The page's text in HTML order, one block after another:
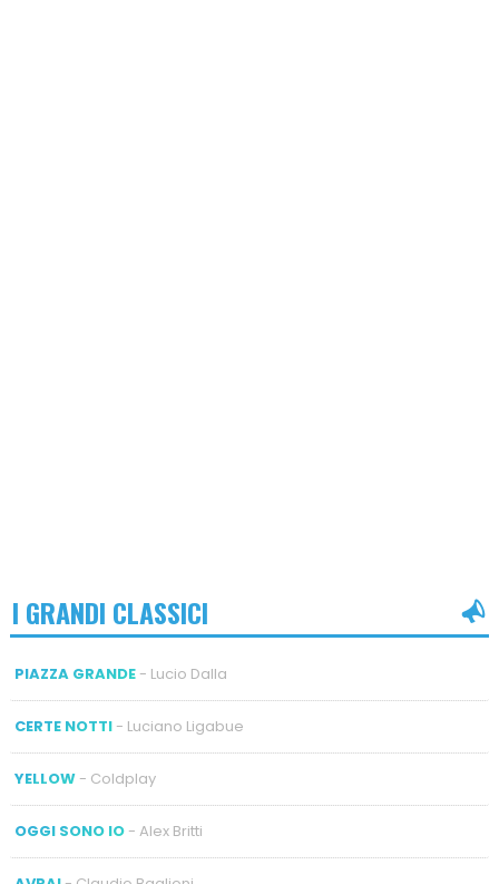
I GRANDI CLASSICI
PIAZZA GRANDE- Lucio Dalla
CERTE NOTTI- Luciano Ligabue
YELLOW- Coldplay
OGGI SONO IO- Alex Britti